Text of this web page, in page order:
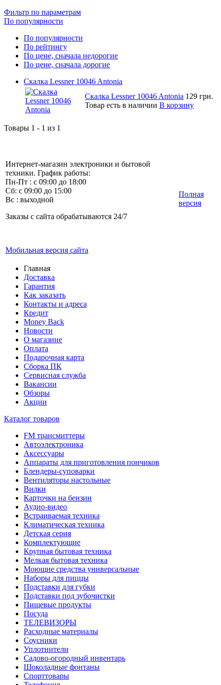
Фильтр по параметрам
По популярности
По популярности
По рейтингу
По цене, сначала недорогие
По цене, сначала дорогие
Скалка Lessner 10046 Antonia
Скалка Lessner 10046 Antonia 129 грн.
Товар есть в наличии В корзину
Товары 1 - 1 из 1
Интернет-магазин электроники и бытовой
техники. График работы:
Пн-Пт : с 09:00 до 18:00
Сб: с 09:00 до 15:00
Вс : выходной
Заказы с сайта обрабатываются 24/7
Мобильная версия сайта
Полная
версия
Главная
Доставка
Гарантия
Как заказать
Контакты и адреса
Кредит
Money Back
Новости
О магазине
Оплата
Подарочная карта
Сборка ПК
Сервисная служба
Вакансии
Обзоры
Акции
Каталог товаров
FM трансмиттеры
Автоэлектроника
Аксессуары
Аппараты для приготовления пончиков
Блендеры-суповарки
Вентиляторы настольные
Вилки
Карточки на бензин
Аудио-видео
Встраиваемая техника
Климатическая техника
Детская серия
Комплектующие
Крупная бытовая техника
Мелкая бытовая техника
Моющие средства универсальные
Наборы для пиццы
Подставки для губки
Подставки под зубочистки
Пищевые продукты
Посуда
ТЕЛЕВИЗОРЫ
Расходные материалы
Соусники
Уплотнители
Садово-огородный инвентарь
Шоколадные фонтаны
Спорттовары